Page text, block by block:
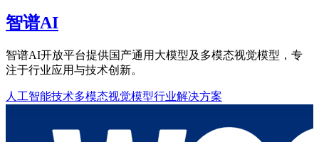
智谱AI
智谱AI开放平台提供国产通用大模型及多模态视觉模型，专
注于行业应用与技术创新。
人工智能技术多模态视觉模型行业解决方案